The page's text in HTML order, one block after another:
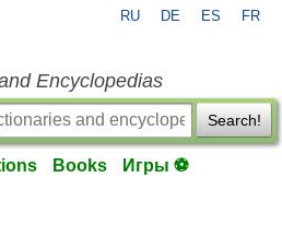
RU DE ES FR
Encyclopedias
Search!
Books Игры ⚽